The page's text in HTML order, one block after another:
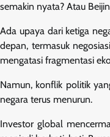
semakin nyata? Atau
Ada upaya dari ketiga
depan, termasuk
mengatasi fragmentasi
Namun, konflik politik
negara terus menurun.
Investor global